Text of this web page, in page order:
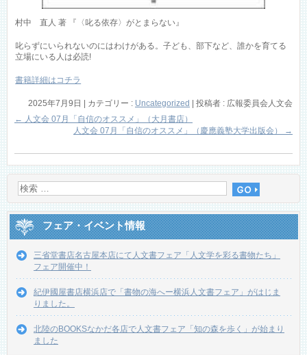
村中 直人 著 『〈叱る依存〉がとまらない』
叱らずにいられないのにはわけがある。子ども、部下など、誰かを育てる
立場にいる人は必読!
書籍詳細はコチラ
2025年7月9日 カテゴリー : Uncategorized
投稿者 : 広報委員会人文会
← 人文会 07月「自信のオススメ」（大月書店）
人文会 07月「自信のオススメ」（慶應義塾大学出版会）
→
フェア・イベント情報
三省堂書店名古屋本店にて人文書フェア「人文学を彩る書物たち」
フェア開催中！
紀伊國屋書店横浜店で「書物の海へー横浜人文書フェア」がはじま
りました。
北陸のBOOKSなかだ各店で人文書フェア「知の森を歩く」が始まり
ました